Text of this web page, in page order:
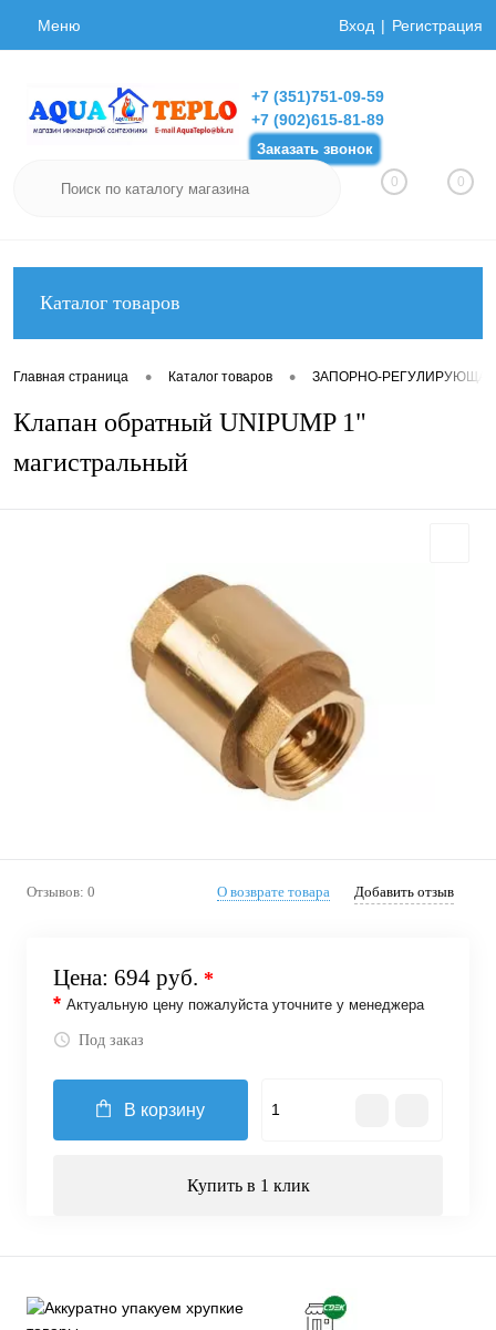
Меню Вход Регистрация
+7 (351)751-09-59
+7 (902)615-81-89
Заказать звонок
0 0
Каталог товаров
Главная страница • Каталог товаров • ЗАПОРНО-
Клапан обратный UNIPUMP 1"
магистральный
Отзывов: 0 О возврате товара Добавить отзыв
Цена: 694 руб. *
* Актуальную цену пожалуйста уточните у менеджера
Под заказ
В корзину
Купить в 1 клик